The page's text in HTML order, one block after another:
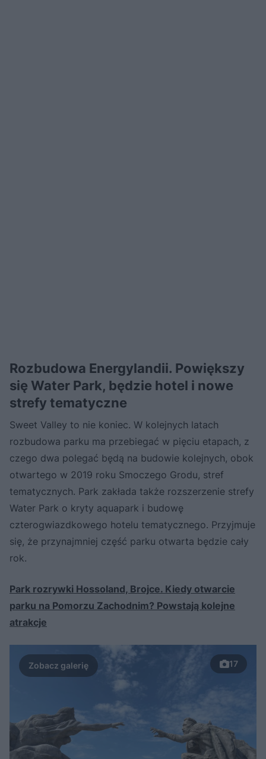
Rozbudowa Energylandii. Powiększy
się Water Park, będzie hotel i nowe
strefy tematyczne
Sweet Valley to nie koniec. W kolejnych latach
rozbudowa parku ma przebiegać w pięciu etapach, z
czego dwa polegać będą na budowie kolejnych, obok
otwartego w 2019 roku Smoczego Grodu, stref
tematycznych. Park zakłada także rozszerzenie strefy
Water Park o kryty aquapark i budowę
czterogwiazdkowego hotelu tematycznego. Przyjmuje
się, że przynajmniej część parku otwarta będzie cały
rok.
Park rozrywki Hossoland, Brojce. Kiedy otwarcie
parku na Pomorzu Zachodnim? Powstają kolejne
atrakcje
17